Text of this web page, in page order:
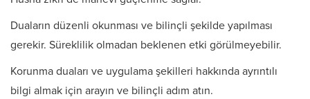
Duaların düzenli okunması ve bilinçli şekilde yapılması
gerekir. Süreklilik olmadan beklenen etki görülmeyebilir.
Korunma duaları ve uygulama şekilleri hakkında ayrıntılı
bilgi almak için arayın ve bilinçli adım atın.